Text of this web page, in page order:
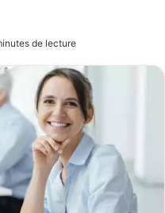
de lecture